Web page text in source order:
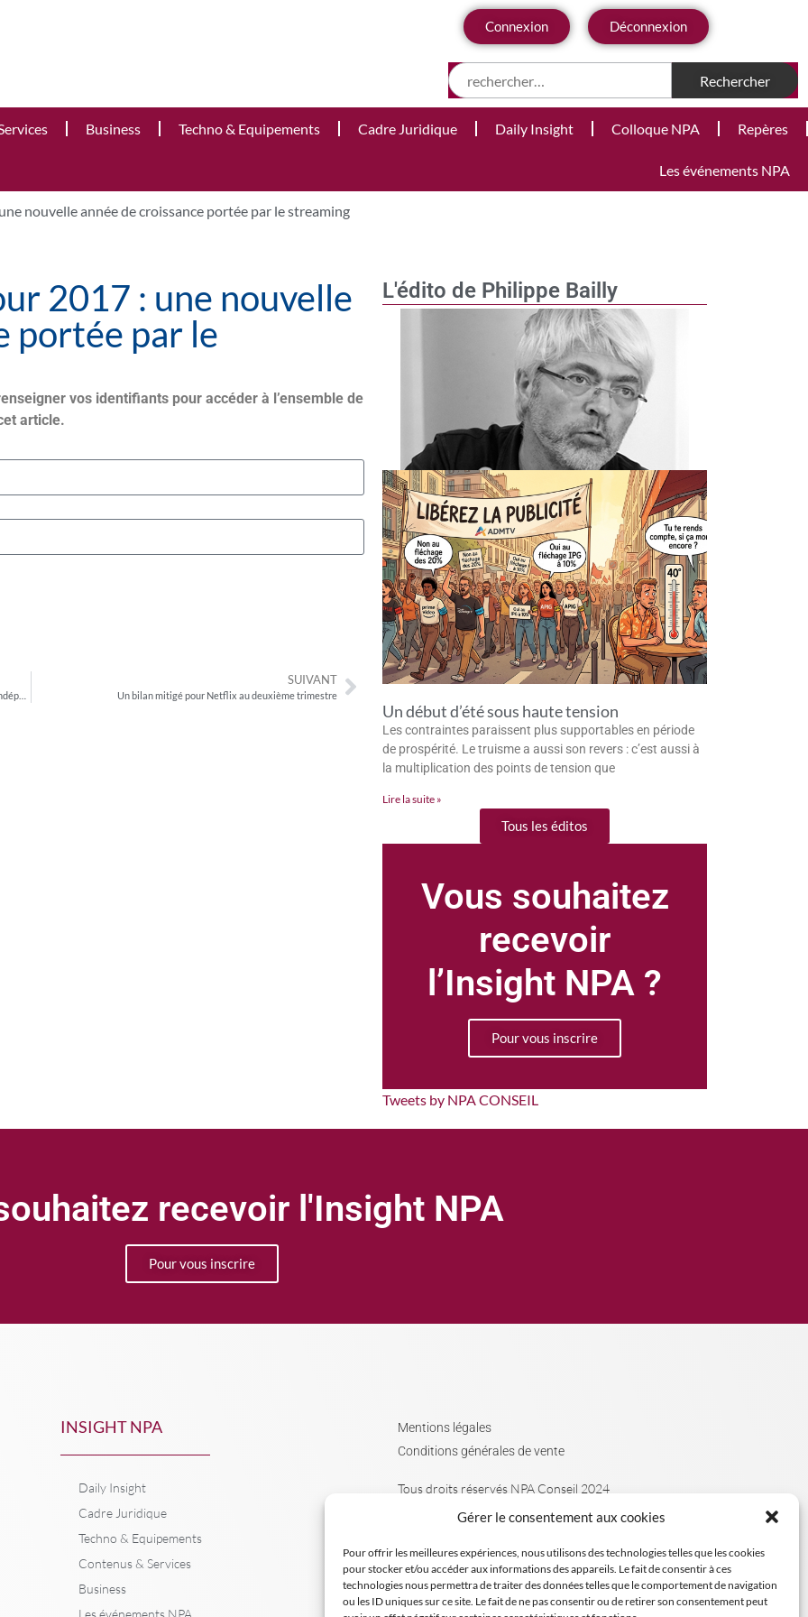
Gérer le consentement aux cookies
Pour offrir les meilleures expériences, nous utilisons des technologies telles que les cookies
pour stocker et/ou accéder aux informations des appareils. Le fait de consentir à ces
technologies nous permettra de traiter des données telles que le comportement de navigation
ou les ID uniques sur ce site. Le fait de ne pas consentir ou de retirer son consentement peut
Connexion Déconnexion
Business Techno & Equipements Cadre Juridique Daily Insight Colloque NPA Repères
Les événements NPA
nouvelle année de croissance portée par le streaming
L'édito de Philippe Bailly
Un début d’été sous haute tension
Les contraintes paraissent plus supportables en période
de prospérité. Le truisme a aussi son revers : c’est aussi à
la multiplication des points de tension que
Lire la suite »
Tous les éditos
Vous souhaitez
recevoir
l’Insight NPA ?
Pour vous inscrire
Tweets by NPA CONSEIL
2017 : une nouvelle
portée par le
vos identifiants pour accéder à l’ensemble de
article.
SUIVANT
Un bilan mitigé pour Netflix au deuxième trimestre
recevoir l'Insight NPA
Pour vous inscrire
INSIGHT NPA
Daily Insight
Cadre Juridique
Techno & Equipements
Contenus & Services
Business
Mentions légales
Conditions générales de vente
Tous droits réservés NPA Conseil 2024